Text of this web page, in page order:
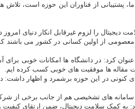
از فناوران این حوزه است، تلاش
را لزوم غیرقابل انکار دنیای امروز
از اولین کسانی در کشور می باشند که
عنوان کرد: در دانشگاه ها امکانات خوبی
مقاله ها موفقیت های خوبی کسب کرده ایم.
در این حوزه برشمرد و اظهار داشت:
های تشخیصی هم از جانب برخی از
نمود: به کمک سلامت دیجیتال، ضمن ارتقای